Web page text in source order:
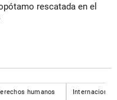
rescatada en el
humanos Internacional